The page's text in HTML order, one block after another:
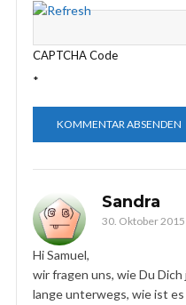
CAPTCHA Code
*
Sandra
30. Oktober
Hi Samuel,
wir fragen uns, wie Du
lange unterwegs, wie ist